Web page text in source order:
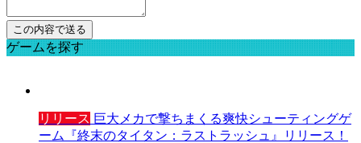
ゲームを探す
リリース 巨大メカで撃ちまくる爽快シューティングゲ
ーム『終末のタイタン：ラストラッシュ』リリース！